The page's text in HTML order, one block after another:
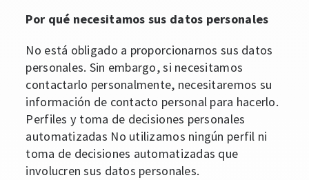
Por qué necesitamos sus datos personales
No está obligado a proporcionarnos sus datos
personales. Sin embargo, si necesitamos
contactarlo personalmente, necesitaremos su
información de contacto personal para hacerlo.
Perfiles y toma de decisiones personales
automatizadas No utilizamos ningún perfil ni
toma de decisiones automatizadas que
involucren sus datos personales.